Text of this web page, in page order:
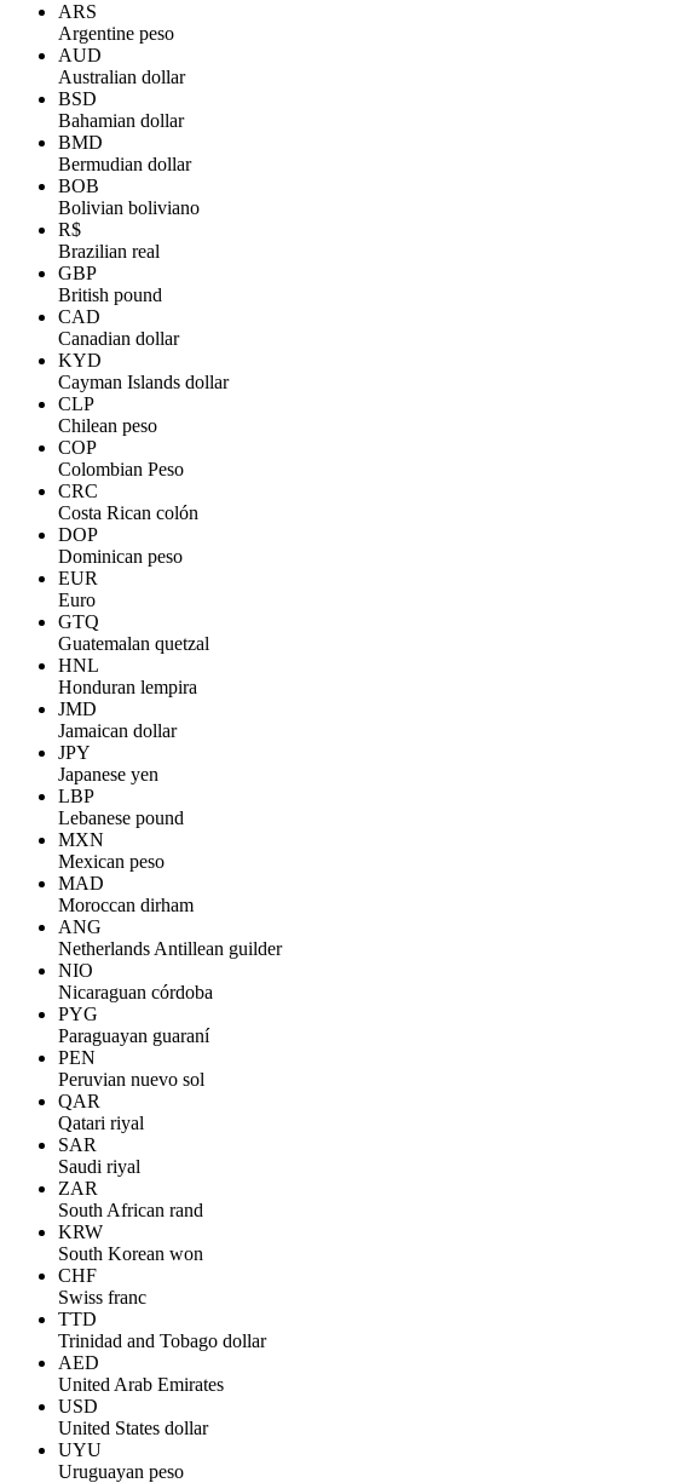
ARS
Argentine peso
AUD
Australian dollar
BSD
Bahamian dollar
BMD
Bermudian dollar
BOB
Bolivian boliviano
R$
Brazilian real
GBP
British pound
CAD
Canadian dollar
KYD
Cayman Islands dollar
CLP
Chilean peso
COP
Colombian Peso
CRC
Costa Rican colón
DOP
Dominican peso
EUR
Euro
GTQ
Guatemalan quetzal
HNL
Honduran lempira
JMD
Jamaican dollar
JPY
Japanese yen
LBP
Lebanese pound
MXN
Mexican peso
MAD
Moroccan dirham
ANG
Netherlands Antillean guilder
NIO
Nicaraguan córdoba
PYG
Paraguayan guaraní
PEN
Peruvian nuevo sol
QAR
Qatari riyal
SAR
Saudi riyal
ZAR
South African rand
KRW
South Korean won
CHF
Swiss franc
TTD
Trinidad and Tobago dollar
AED
United Arab Emirates
USD
United States dollar
UYU
Uruguayan peso